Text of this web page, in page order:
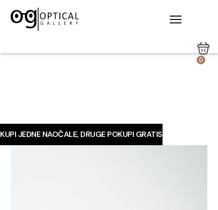
0
KUPI JEDNE NAOČALE, DRUGE POKUPI GRATIS